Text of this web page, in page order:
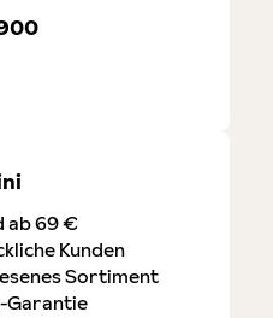
ab 69 €
Kunden
Sortiment
Garantie